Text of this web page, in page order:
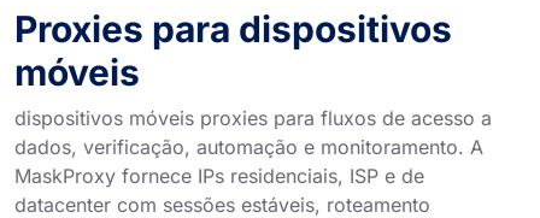
Proxies para dispositivos
móveis
dispositivos móveis proxies para fluxos de acesso a
dados, verificação, automação e monitoramento. A
MaskProxy fornece IPs residenciais, ISP e de
datacenter com sessões estáveis, roteamento